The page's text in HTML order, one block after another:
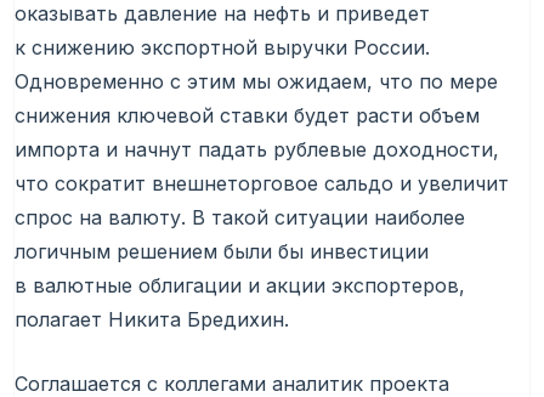
оказывать давление на нефть и приведет
к снижению экспортной выручки России.
Одновременно с этим мы ожидаем, что по мере
снижения ключевой ставки будет расти объем
импорта и начнут падать рублевые доходности,
что сократит внешнеторговое сальдо и увеличит
спрос на валюту. В такой ситуации наиболее
логичным решением были бы инвестиции
в валютные облигации и акции экспортеров,
полагает Никита Бредихин.
Соглашается с коллегами аналитик проекта